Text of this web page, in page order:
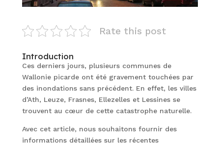
Rate this post
Introduction
Ces derniers jours, plusieurs communes de
Wallonie picarde ont été gravement touchées par
des inondations sans précédent. En effet, les villes
d’Ath, Leuze, Frasnes, Ellezelles et Lessines se
trouvent au cœur de cette catastrophe naturelle.
Avec cet article, nous souhaitons fournir des
informations détaillées sur les récentes